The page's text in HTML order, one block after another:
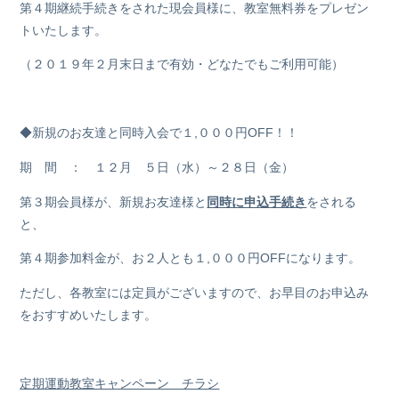
第４期継続手続きをされた現会員様に、教室無料券をプレゼン
トいたします。
（２０１９年２月末日まで有効・どなたでもご利用可能）
◆新規のお友達と同時入会で１,０００円OFF！！
期 間 ： １２月 ５日（水）～２８日（金）
第３期会員様が、新規お友達様と 同時に申込手続き をされる
と、
第４期参加料金が、お２人とも１,０００円OFFになります。
ただし、各教室には定員がございますので、お早目のお申込み
をおすすめいたします。
定期運動教室キャンペーン チラシ